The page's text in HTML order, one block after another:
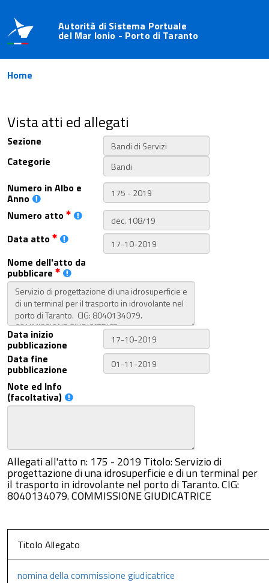
Autorità di Sistema Portuale
del Mar Ionio - Porto di Taranto
Home
Vista atti ed allegati
Sezione
Categorie
Numero in Albo e
Anno
Numero atto
Data atto
Nome dell'atto da
pubblicare
Data inizio
pubblicazione
Data fine
pubblicazione
Note ed Info
(facoltativa)
Allegati all'atto n: 175 - 2019 Titolo: Servizio di
progettazione di una idrosuperficie e di un terminal per
il trasporto in idrovolante nel porto di Taranto. CIG:
8040134079. COMMISSIONE GIUDICATRICE
Titolo Allegato
nomina della commissione giudicatrice